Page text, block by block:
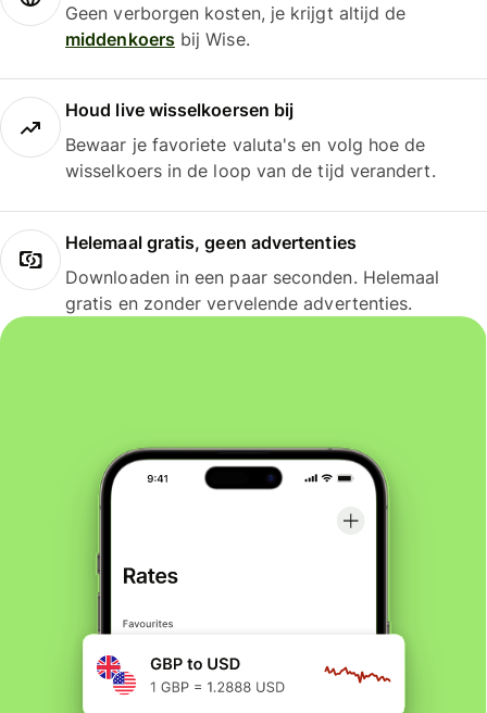
Geen verborgen kosten, je krijgt altijd de
middenkoersbij Wise.
Houd live wisselkoersen bij
Bewaar je favoriete valuta's en volg hoe de
wisselkoers in de loop van de tijd verandert.
Helemaal gratis, geen advertenties
Downloaden in een paar seconden. Helemaal
gratis en zonder vervelende advertenties.